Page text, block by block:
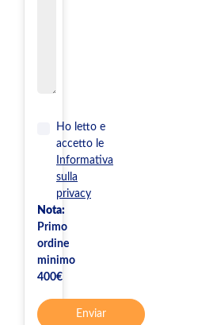
Ho letto e
accetto le
Informativa
sulla
privacy
Nota:
Primo
ordine
minimo
400€
Enviar